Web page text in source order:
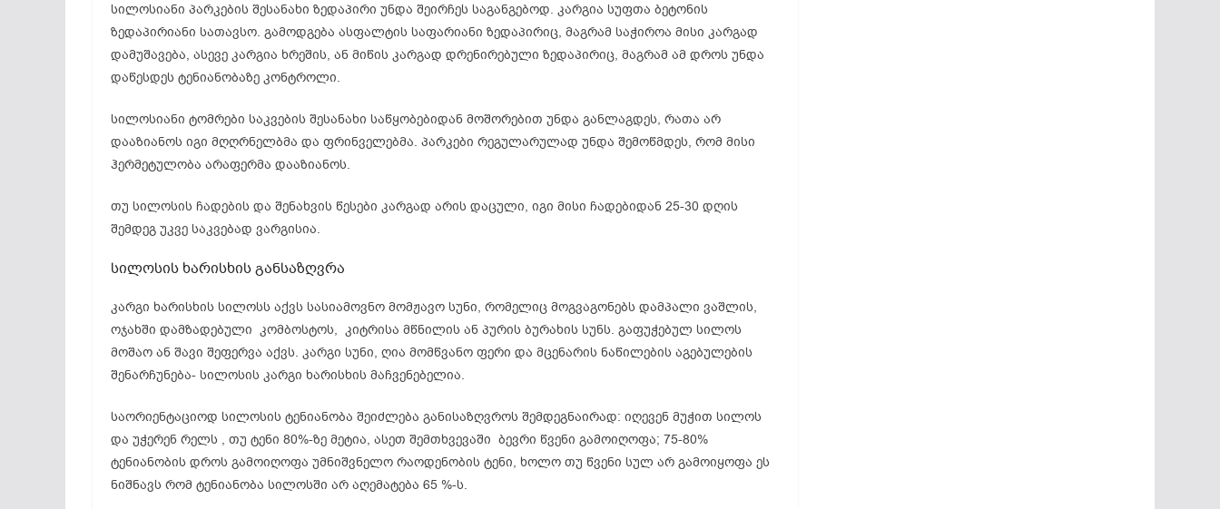
სილოსიანი პარკების შესანახი ზედაპირი უნდა შეირჩეს საგანგებოდ. კარგია სუფთა ბეტონის
ზედაპირიანი სათავსო. გამოდგება ასფალტის საფარიანი ზედაპირიც, მაგრამ საჭიროა მისი კარგად
დამუშავება, ასევე კარგია ხრეშის, ან მიწის კარგად დრენირებული ზედაპირიც, მაგრამ ამ დროს უნდა
დაწესდეს ტენიანობაზე კონტროლი.
სილოსიანი ტომრები საკვების შესანახი საწყობებიდან მოშორებით უნდა განლაგდეს, რათა არ
დააზიანოს იგი მღღრნელბმა და ფრინველებმა. პარკები რეგულარულად უნდა შემოწმდეს, რომ მისი
ჰერმეტულობა არაფერმა დააზიანოს.
თუ სილოსის ჩადების და შენახვის წესები კარგად არის დაცული, იგი მისი ჩადებიდან 25-30 დღის
შემდეგ უკვე საკვებად ვარგისია.
სილოსის ხარისხის განსაზღვრა
კარგი ხარისხის სილოსს აქვს სასიამოვნო მომჟავო სუნი, რომელიც მოგვაგონებს დამპალი ვაშლის,
ოჯახში დამზადებული კომბოსტოს, კიტრისა მწნილის ან პურის ბურახის სუნს. გაფუჭებულ სილოს
მოშაო ან შავი შეფერვა აქვს. კარგი სუნი, ღია მომწვანო ფერი და მცენარის ნაწილების აგებულების
შენარჩუნება- სილოსის კარგი ხარისხის მაჩვენებელია.
საორიენტაციოდ სილოსის ტენიანობა შეიძლება განისაზღვროს შემდეგნაირად: იღევენ მუჭით სილოს
და უჭერენ რელს , თუ ტენი 80%-ზე მეტია, ასეთ შემთხვევაში ბევრი წვენი გამოიღოფა; 75-80%
ტენიანობის დროს გამოიღოფა უმნიშვნელო რაოდენობის ტენი, ხოლო თუ წვენი სულ არ გამოიყოფა ეს
ნიშნავს რომ ტენიანობა სილოსში არ აღემატება 65 %-ს.